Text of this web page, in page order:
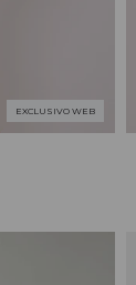
EXCLUSIVO WEB